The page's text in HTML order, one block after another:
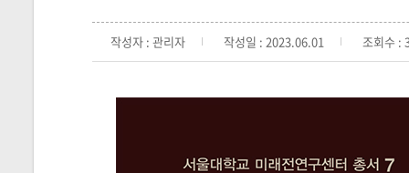
작성자 : 관리자 작성일 : 2023.06.01 조회수 :